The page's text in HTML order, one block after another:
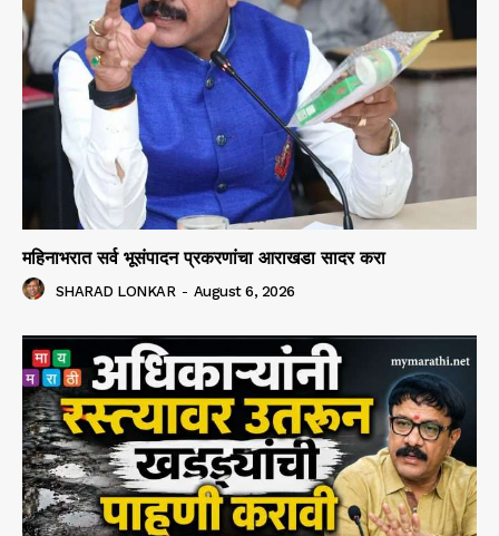
महिनाभरात सर्व भूसंपादन प्रकरणांचा आराखडा सादर करा
SHARAD LONKAR - August 6, 2026